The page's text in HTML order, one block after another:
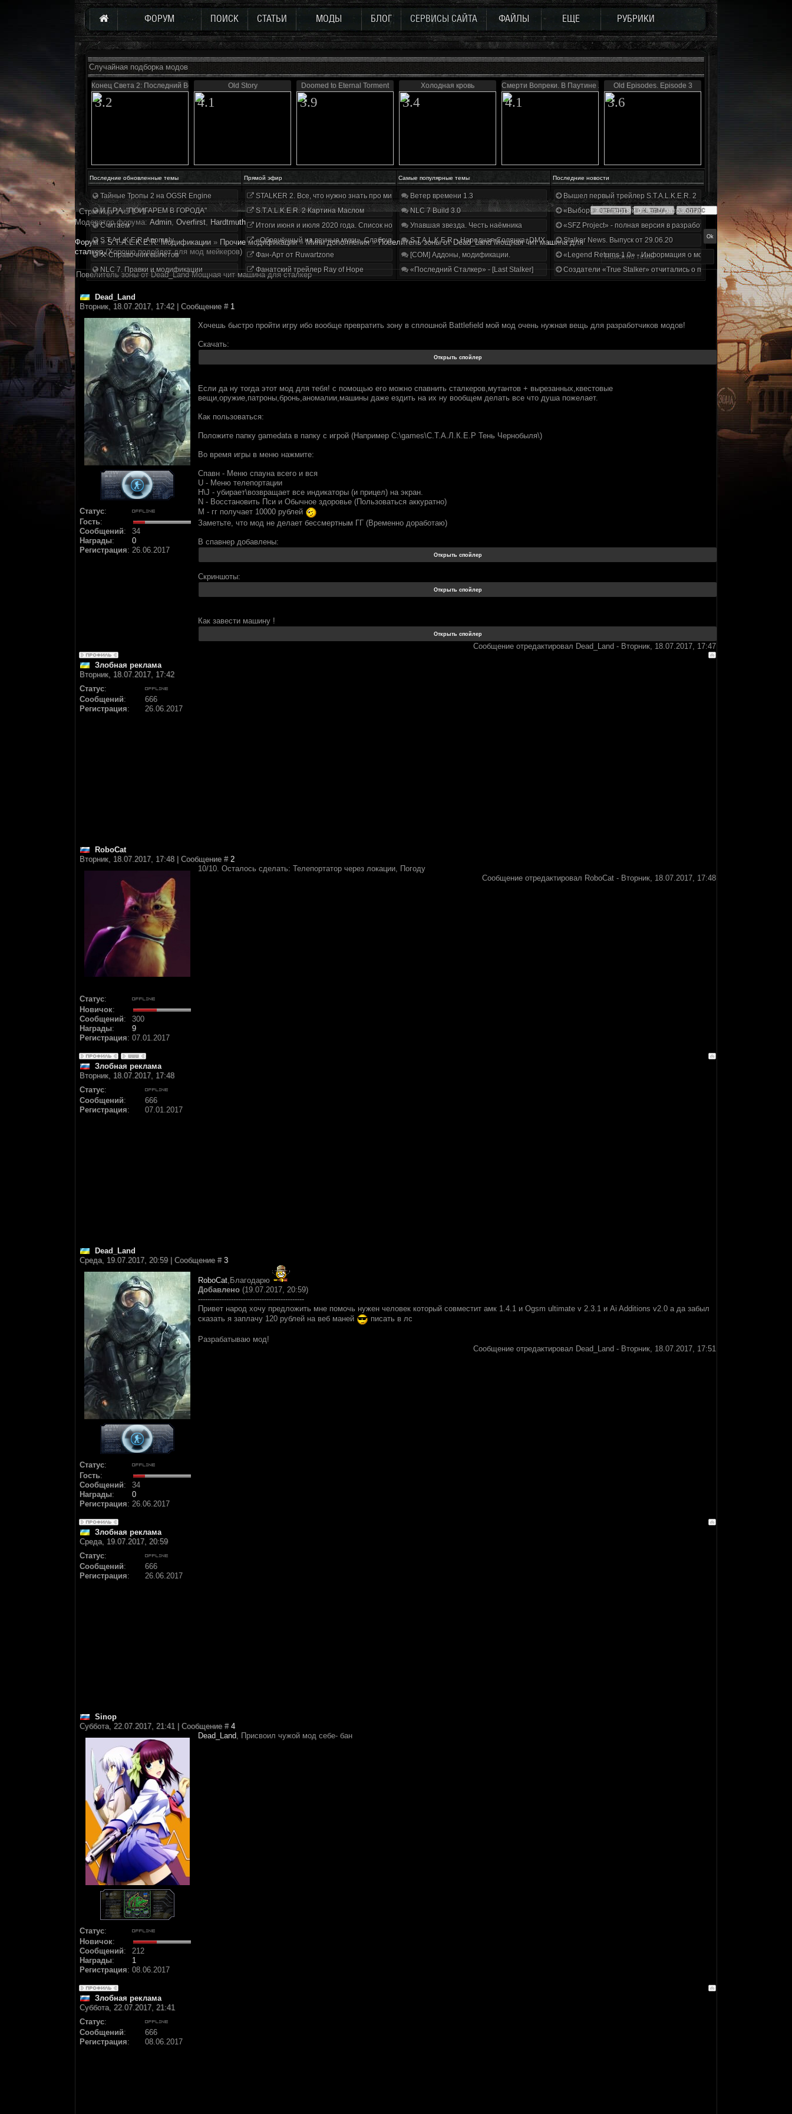
ФОРУМ ПОИСК СТАТЬИ МОДЫ БЛОГ СЕРВИСЫ САЙТА ФАЙЛЫ ЕЩЕ РУБРИКИ
Случайная подборка модов
Конец Света 2: Последний Восход
3.2
Old Story
4.1
Doomed to Eternal Torment
3.9
Холодная кровь
3.4
Смерти Вопреки. В Паутине лжи
4.1
Old Episodes. Episode 3
3.6
Последние обновленные темы Прямой эфир Самые популярные темы Последние новости
Тайные Тропы 2 на OGSR Engine
И.Г.Р.А. "ПОИГАРЕМ В ГОРОДА"
Считаем
S.T.A.L.K.E.R. Anomaly
⚒ Справочник вылетов
NLC 7. Правки и модификации
STALKER 2. Все, что нужно знать про мир, геймплей и сюжет | Разбор трейлера
S.T.A.L.K.E.R. 2 Картина Маслом
Итоги июня и июля 2020 года. Список нововведений
«Обречённый на вечные муки». Слабоумие и отвага
Фан-Арт от Ruwartzone
Фанатский трейлер Ray of Hope
Ветер времени 1.3
NLC 7 Build 3.0
Упавшая звезда. Честь наёмника
S.T.A.L.K.E.R. - Народная Солянка+DMX 1.3.5.ООП.МА.К.
[COM] Аддоны, модификации.
«Последний Сталкер» - [Last Stalker]
Вышел первый трейлер S.T.A.L.K.E.R. 2
«Выбор» - четвертый отчет о разработке!
«SFZ Project» - полная версия в разработке!
Stalker News. Выпуск от 29.06.20
«Legend Returns 1.0» - Информация о моде за июнь 2020
Создатели «True Stalker» отчитались о проделанной работе
Страница1из1
1
Модератор форума: Аdmin, Overfirst, Hardtmuth
Форум » S.T.A.L.K.E.R. Модификации » Прочие модификации » Мини дополнения » Повелитель зоны от Dead_Land Мощная чит машина для
сталкер (Хорошо подойдет для мод мейкеров)
Повелитель зоны от Dead_Land Мощная чит машина для сталкер
Dead_Land
Вторник, 18.07.2017, 17:42 | Сообщение # 1
Статус:
Гость:
Сообщений:
34
Награды:
0
Регистрация: 26.06.2017
Хочешь быстро пройти игру ибо вообще превратить зону в сплошной Battlefield мой мод очень нужная вещь для разработчиков модов!
Скачать:
Если да ну тогда этот мод для тебя! с помощью его можно спавнить сталкеров,мутантов + вырезанных,квестовые
вещи,оружие,патроны,бронь,аномалии,машины даже ездить на их ну вообщем делать все что душа пожелает.
Как пользоваться:
Положите папку gamedata в папку с игрой (Например C:\games\С.Т.А.Л.К.Е.Р Тень Чернобыля\)
Во время игры в меню нажмите:
Спавн - Меню спауна всего и вся
U - Меню телепортации
H\J - убирает\возвращает все индикаторы (и прицел) на экран.
N - Восстановить Пси и Обычное здоровье (Пользоваться аккуратно)
M - гг получает 10000 рублей
Заметьте, что мод не делает бессмертным ГГ (Временно доработаю)
В спавнер добавлены:
Скриншоты:
Как завести машину !
Сообщение отредактировал Dead_Land - Вторник, 18.07.2017, 17:47
Злобная реклама
Вторник, 18.07.2017, 17:42
Статус:
Сообщений:
666
Регистрация: 26.06.2017
RoboCat
Вторник, 18.07.2017, 17:48 | Сообщение # 2
Статус:
Новичок:
Сообщений:
300
Награды:
9
Регистрация: 07.01.2017
10/10. Осталось сделать: Телепортатор через локации, Погоду
Сообщение отредактировал RoboCat - Вторник, 18.07.2017, 17:48
Злобная реклама
Вторник, 18.07.2017, 17:48
Статус:
Сообщений:
666
Регистрация: 07.01.2017
Dead_Land
Среда, 19.07.2017, 20:59 | Сообщение # 3
Статус:
Гость:
Сообщений:
34
Награды:
0
Регистрация: 26.06.2017
RoboCat,Благодарю
Добавлено (19.07.2017, 20:59)
---------------------------------------------
Привет народ хочу предложить мне помочь нужен человек который совместит амк 1.4.1 и Ogsm ultimate v 2.3.1 и Ai Additions v2.0 а да забыл
сказать я заплачу 120 рублей на веб маней
писать в лс
Разрабатываю мод!
Сообщение отредактировал Dead_Land - Вторник, 18.07.2017, 17:51
Злобная реклама
Среда, 19.07.2017, 20:59
Статус:
Сообщений:
666
Регистрация: 26.06.2017
Sinop
Суббота, 22.07.2017, 21:41 | Сообщение # 4
Статус:
Новичок:
Сообщений:
212
Награды:
1
Регистрация: 08.06.2017
Dead_Land, Присвоил чужой мод себе- бан
Злобная реклама
Суббота, 22.07.2017, 21:41
Статус:
Сообщений:
666
Регистрация: 08.06.2017